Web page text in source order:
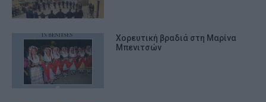
Χορευτική βραδιά στη Μαρίνα
Μπενιτσών